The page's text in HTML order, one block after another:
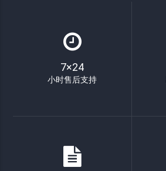
7×24
小时售后支持